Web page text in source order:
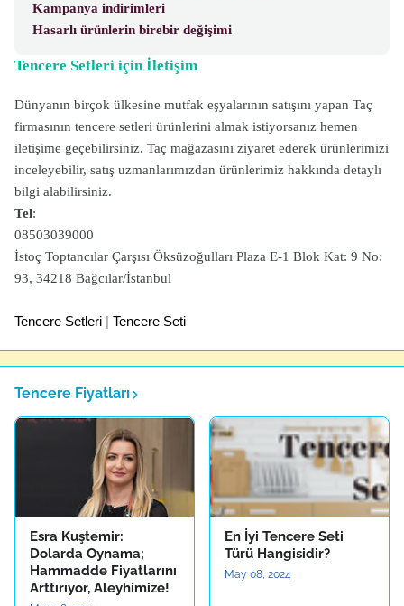
Kampanya indirimleri
Hasarlı ürünlerin birebir değişimi
Tencere Setleri için İletişim
Dünyanın birçok ülkesine mutfak eşyalarının satışını yapan Taç
firmasının tencere setleri ürünlerini almak istiyorsanız hemen
iletişime geçebilirsiniz. Taç mağazasını ziyaret ederek ürünlerimizi
inceleyebilir, satış uzmanlarımızdan ürünlerimiz hakkında detaylı
bilgi alabilirsiniz.
Tel:
08503039000
İstoç Toptancılar Çarşısı Öksüzoğulları Plaza E-1 Blok Kat: 9 No:
93, 34218 Bağcılar/İstanbul
Tencere Setleri | Tencere Seti
Tencere Fiyatları
Esra Kuştemir:
Dolarda Oynama;
Hammadde Fiyatlarını
Arttırıyor, Aleyhimize!
En İyi Tencere Seti
Türü Hangisidir?
May 08, 2024